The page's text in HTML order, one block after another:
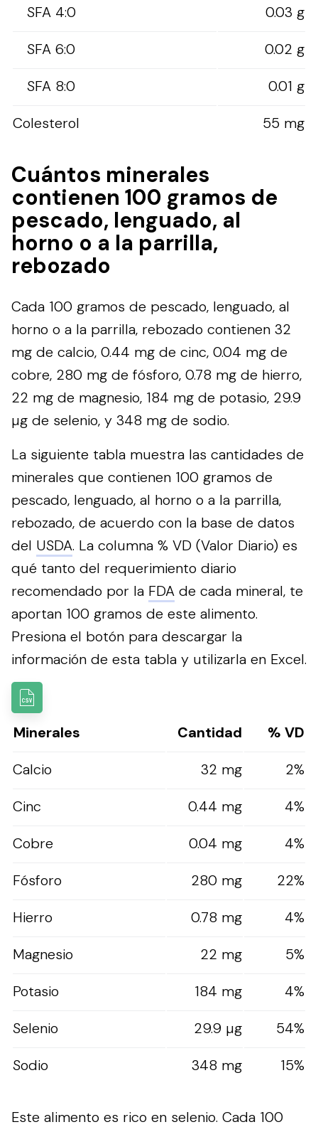
SFA 4:0
0.03 g
SFA 6:0
0.02 g
SFA 8:0
0.01 g
Colesterol
55 mg
Cuántos minerales
contienen 100 gramos de
pescado, lenguado, al
horno o a la parrilla,
rebozado
Cada 100 gramos de pescado, lenguado, al
horno o a la parrilla, rebozado contienen 32
mg de calcio, 0.44 mg de cinc, 0.04 mg de
cobre, 280 mg de fósforo, 0.78 mg de hierro,
22 mg de magnesio, 184 mg de potasio, 29.9
µg de selenio, y 348 mg de sodio.
La siguiente tabla muestra las cantidades de
minerales que contienen 100 gramos de
pescado, lenguado, al horno o a la parrilla,
rebozado, de acuerdo con la base de datos
del USDA. La columna % VD (Valor Diario) es
qué tanto del requerimiento diario
recomendado por la FDA de cada mineral, te
aportan 100 gramos de este alimento.
Presiona el botón para descargar la
información de esta tabla y utilizarla en Excel.
Minerales Cantidad
% VD
Calcio
32 mg
2%
Cinc
0.44 mg
4%
Cobre
0.04 mg
4%
Fósforo
280 mg
22%
Hierro
0.78 mg
4%
Magnesio
22 mg
5%
Potasio
184 mg
4%
Selenio
29.9 µg
54%
Sodio
348 mg 15%
Este alimento es rico en selenio. Cada 100